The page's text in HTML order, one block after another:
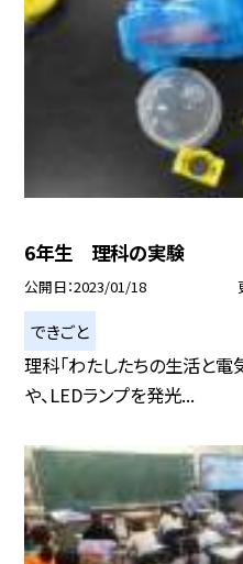
6年生 理科の実験
公開日 2023/01/18
できごと
理科「わたしたちの生活と電
や、LEDランプを発光...